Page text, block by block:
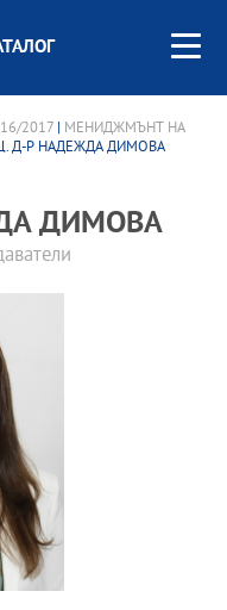
2017| МЕНИДЖМЪНТ НА
Д-Р НАДЕЖДА ДИМОВА
ДИМОВА